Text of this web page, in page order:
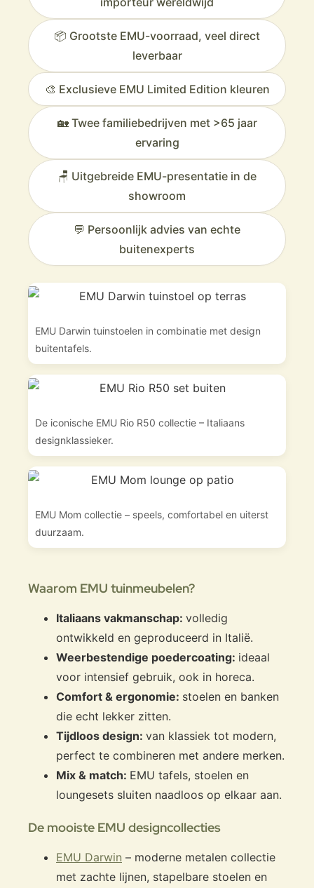
📦 Grootste EMU-voorraad, veel direct
leverbaar
🎨 Exclusieve EMU Limited Edition kleuren
🏡 Twee familiebedrijven met >65 jaar
ervaring
🪑 Uitgebreide EMU-presentatie in de
showroom
💬 Persoonlijk advies van echte
buitenexperts
EMU Darwin tuinstoelen in combinatie met design
buitentafels.
De iconische EMU Rio R50 collectie – Italiaans
designklassieker.
EMU Mom collectie – speels, comfortabel en uiterst
duurzaam.
Waarom EMU tuinmeubelen?
Italiaans vakmanschap: volledig
ontwikkeld en geproduceerd in Italië.
Weerbestendige poedercoating: ideaal
voor intensief gebruik, ook in horeca.
Comfort & ergonomie: stoelen en banken
die echt lekker zitten.
Tijdloos design: van klassiek tot modern,
perfect te combineren met andere merken.
Mix & match: EMU tafels, stoelen en
loungesets sluiten naadloos op elkaar aan.
De mooiste EMU designcollecties
EMU Darwin – moderne metalen collectie
met zachte lijnen, stapelbare stoelen en